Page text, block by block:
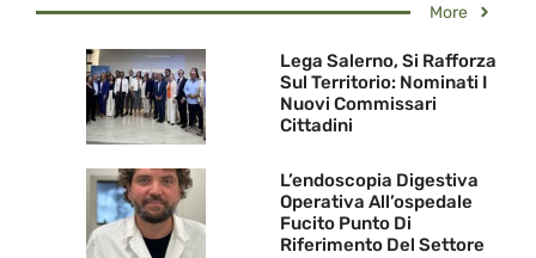
More
Lega Salerno, Si Rafforza
Sul Territorio: Nominati I
Nuovi Commissari
Cittadini
L’endoscopia Digestiva
Operativa All’ospedale
Fucito Punto Di
Riferimento Del Settore